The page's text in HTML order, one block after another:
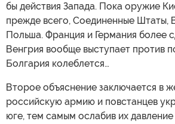
бы действия Запада. Пока оружие
прежде всего, Соединенные Штаты,
Польша. Франция и Германия более
Венгрия вообще выступает против
Болгария колеблется…
Второе объяснение заключается в
российскую армию и повстанцев
юге, тем самым ослабив их